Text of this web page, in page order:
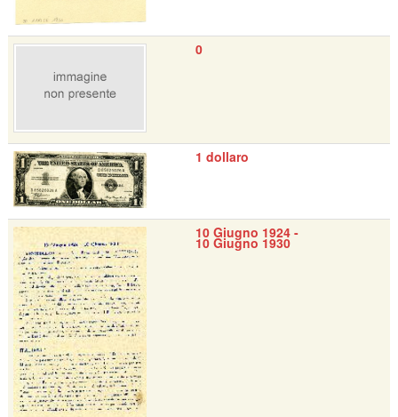
0
1 dollaro
10 Giugno 1924 -
10 Giugno 1930